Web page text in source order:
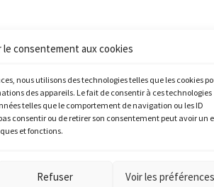
le consentement aux cookies
nous utilisons des technologies telles que les cookies
des appareils. Le fait de consentir à ces technologies
telles que le comportement de navigation ou les ID
consentir ou de retirer son consentement peut avoir un
et fonctions.
Refuser Voir les préférences